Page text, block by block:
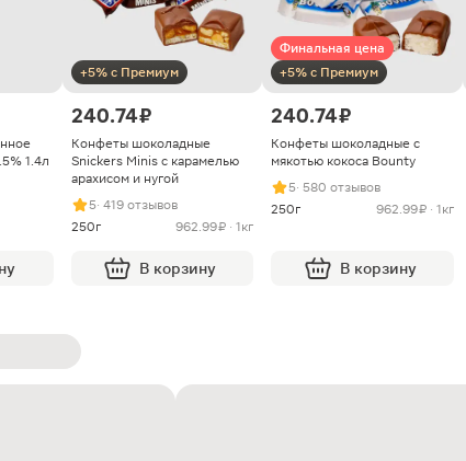
1.4л
+5% с Премиум
240.74 ₽
Конфеты шоколадные
Snickers Minis с карамелью
арахисом и нугой
5· 419 отзывов
250г
962.99 ₽ · 1кг
В корзину
Финальная цена
+5% с Премиум
240.74 ₽
Конфеты шоколадные с
мякотью кокоса Bounty
5· 580 отзывов
250г
962.99 ₽ · 1кг
В корзину